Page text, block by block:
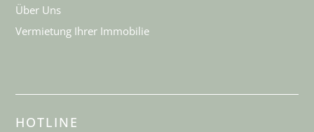
Über Uns
Vermietung Ihrer Immobilie
HOTLINE